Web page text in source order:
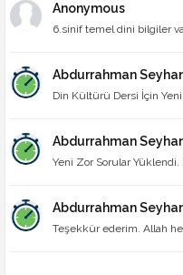
Anonymous
6.sinif temel dini bilgiler
Abdurrahman
Din Kültürü Dersi İçin
Abdurrahman
Yeni Zor Sorular
Abdurrahman
Teşekkür ederim. Allah